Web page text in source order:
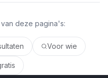
deze pagina's:
Voor wie